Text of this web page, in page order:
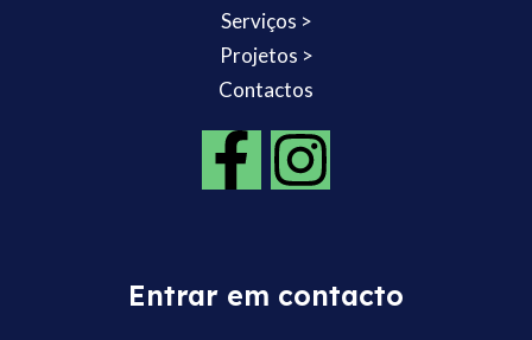
Serviços >
Projetos >
Contactos
Entrar em contacto